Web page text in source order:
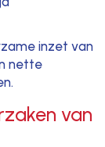
inzet van
nette
van